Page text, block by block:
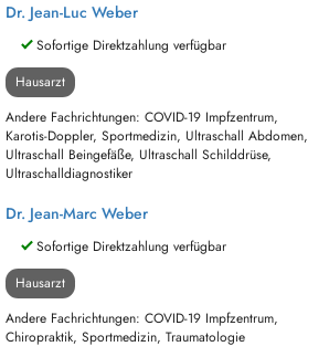
Dr. Jean-Luc Weber
Sofortige Direktzahlung verfügbar
Hausarzt
Andere Fachrichtungen: COVID-19 Impfzentrum,
Karotis-Doppler, Sportmedizin, Ultraschall Abdomen,
Ultraschall Beingefäße, Ultraschall Schilddrüse,
Ultraschalldiagnostiker
Dr. Jean-Marc Weber
Sofortige Direktzahlung verfügbar
Hausarzt
Andere Fachrichtungen: COVID-19 Impfzentrum,
Chiropraktik, Sportmedizin, Traumatologie